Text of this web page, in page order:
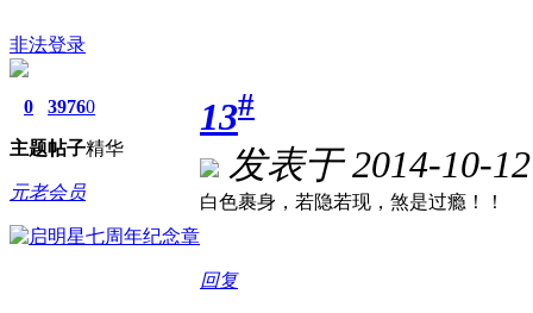
非法登录
0
主题
3976
帖子
0
精华
元老会员
13#
发表于 2014-10-
白色裹身，若隐若现，煞是过瘾！！
回复